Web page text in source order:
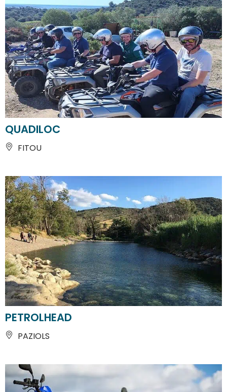
QUADILOC
FITOU
PETROLHEAD
PAZIOLS